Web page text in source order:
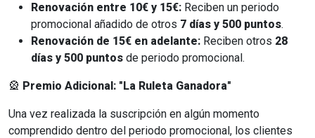
Renovación entre 10€ y 15€: Reciben un periodo
promocional añadido de otros 7 días y 500 puntos.
Renovación de 15€ en adelante: Reciben otros 28
días y 500 puntos de periodo promocional.
🎡 Premio Adicional: "La Ruleta Ganadora"
Una vez realizada la suscripción en algún momento
comprendido dentro del periodo promocional, los clientes